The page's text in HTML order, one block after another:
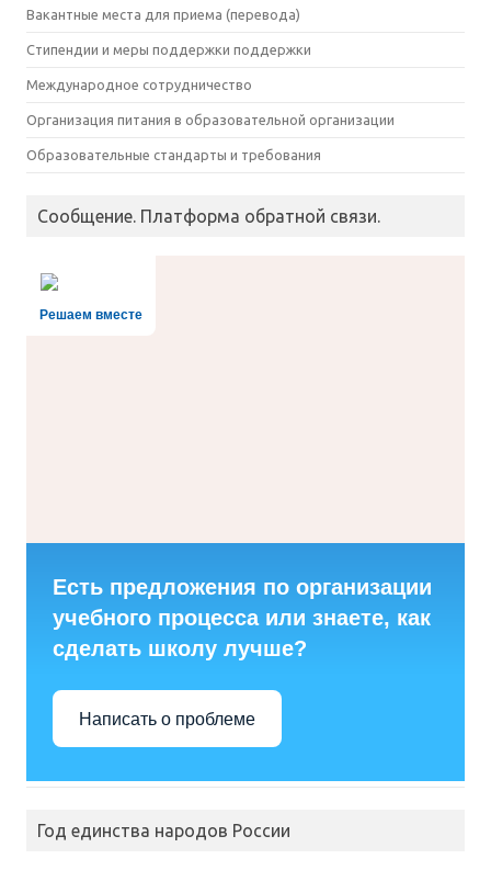
Вакантные места для приема (перевода)
Стипендии и меры поддержки поддержки
Международное сотрудничество
Организация питания в образовательной организации
Образовательные стандарты и требования
Сообщение. Платформа обратной связи.
Решаем вместе
Есть предложения по организации
учебного процесса или знаете, как
сделать школу лучше?
Написать о проблеме
Год единства народов России